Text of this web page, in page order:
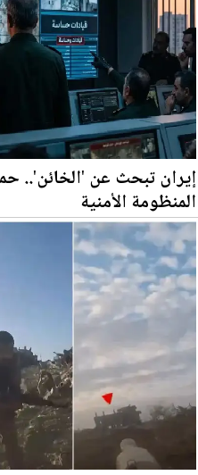
إيران تبحث عن 'الخائن'..
المنظومة الأمنية